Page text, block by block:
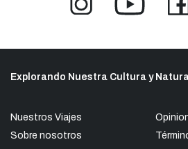
Explorando Nuestra Cultura y
Nuestros Viajes
Sobre nosotros